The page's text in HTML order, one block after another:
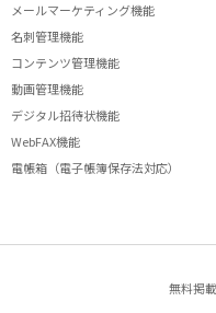
メールマーケティング機能
名刺管理機能
コンテンツ管理機能
動画管理機能
デジタル招待状機能
WebFAX機能
電帳箱（電子帳簿保存法対応）
無料掲